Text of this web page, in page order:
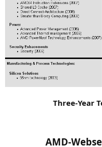
Three-Year
AMD-